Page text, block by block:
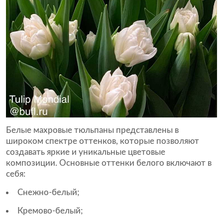
Белые махровые тюльпаны представлены в
широком спектре оттенков, которые позволяют
создавать яркие и уникальные цветовые
композиции. Основные оттенки белого включают в
себя:
Снежно-белый;
Кремово-белый;